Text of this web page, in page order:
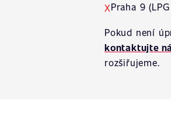
XPraha 9
Pokud není
kontaktujte
rozšiřujeme.